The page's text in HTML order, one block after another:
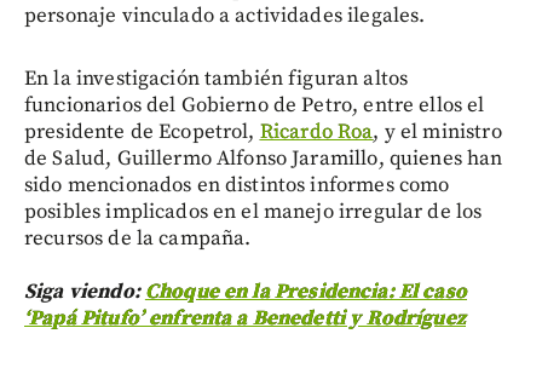
personaje vinculado a actividades ilegales.
En la investigación también figuran altos
funcionarios del Gobierno de Petro, entre ellos el
presidente de Ecopetrol, Ricardo Roa, y el ministro
de Salud, Guillermo Alfonso Jaramillo, quienes han
sido mencionados en distintos informes como
posibles implicados en el manejo irregular de los
recursos de la campaña.
Siga viendo:Choque en la Presidencia: El caso
‘Papá Pitufo’ enfrenta a Benedetti y Rodríguez